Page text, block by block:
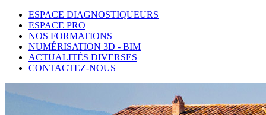
ESPACE DIAGNOSTIQUEURS
ESPACE PRO
NOS FORMATIONS
NUMÉRISATION 3D - BIM
ACTUALITÉS DIVERSES
CONTACTEZ-NOUS